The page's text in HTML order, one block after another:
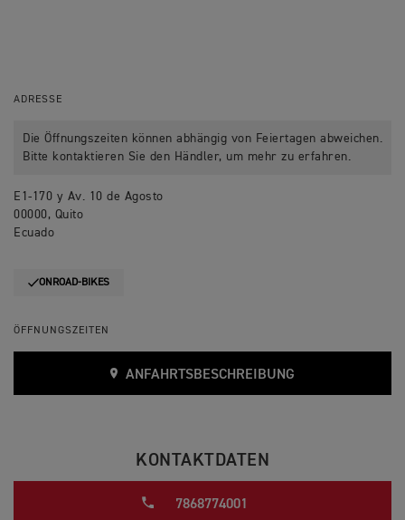
ADRESSE
Die Öffnungszeiten können abhängig von Feiertagen abweichen.
Bitte kontaktieren Sie den Händler, um mehr zu erfahren.
E1-170 y Av. 10 de Agosto
00000, Quito
Ecuado
ONROAD-BIKES
ÖFFNUNGSZEITEN
ANFAHRTSBESCHREIBUNG
KONTAKTDATEN
7868774001